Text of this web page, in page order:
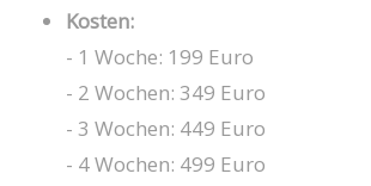
Kosten:
- 1 Woche: 199 Euro
- 2 Wochen: 349 Euro
- 3 Wochen: 449 Euro
- 4 Wochen: 499 Euro